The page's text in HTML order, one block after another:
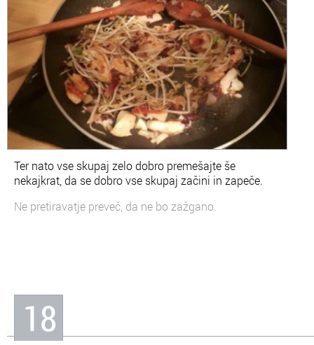
Ter nato vse skupaj zelo dobro premešajte še
nekajkrat, da se dobro vse skupaj začini in zapeče.
Ne pretiravatje preveč, da ne bo zažgano.
18